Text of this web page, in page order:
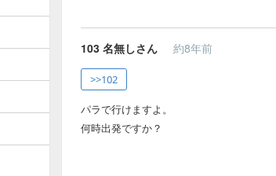
103 名無しさん 約8年前
>>102
パラで行けますよ。
何時出発ですか？